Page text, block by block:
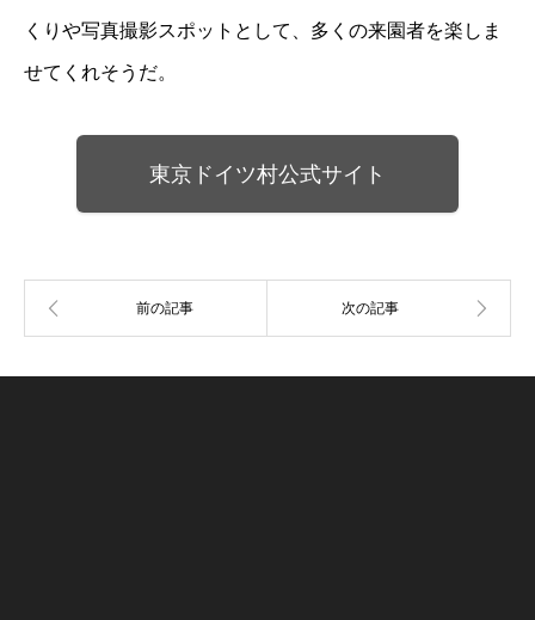
くりや写真撮影スポットとして、多くの来園者を楽しま
せてくれそうだ。
東京ドイツ村公式サイト